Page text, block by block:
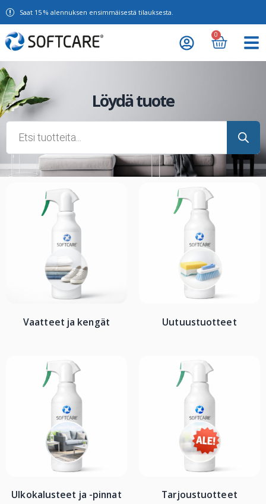
Saat 15 % alennuksen ensimmäisestä tilauksesta.
0
Löydä tuote
Vaatteet ja kengät Uutuustuotteet
Ulkokalusteet ja -pinnat Tarjoustuotteet